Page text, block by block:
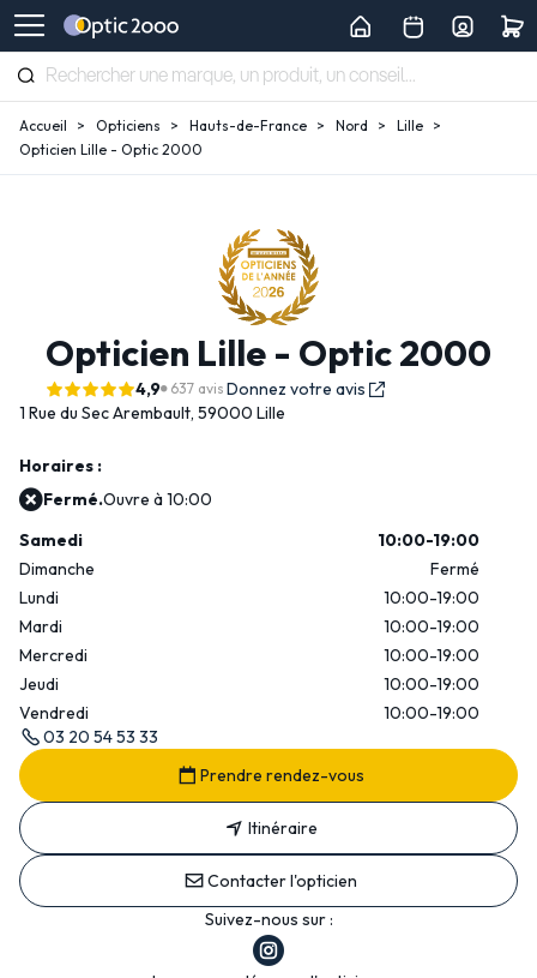
Accueil Opticiens Hauts-de-France Nord
Lille
Opticien Lille - Optic 2000
Opticien Lille - Optic 2000
4,9 637 avis Donnez votre avis
1 Rue du Sec Arembault, 59000 Lille
Horaires :
Fermé.Ouvre à 10:00
Samedi
10:00-19:00
Dimanche
Fermé
Lundi
10:00-19:00
Mardi
10:00-19:00
Mercredi
10:00-19:00
Jeudi
10:00-19:00
Vendredi
10:00-19:00
03 20 54 53 33
Prendre rendez-vous
Itinéraire
Contacter l'opticien
Suivez-nous sur :